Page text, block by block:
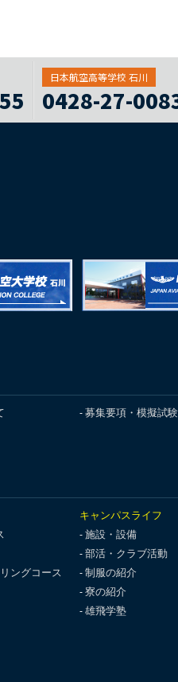
日本航空高等学校 石川
0428-27-
募集要項・模擬試
ングコース
キャンパスライフ
施設・設備
部活・クラブ活動
制服の紹介
寮の紹介
雄飛学塾